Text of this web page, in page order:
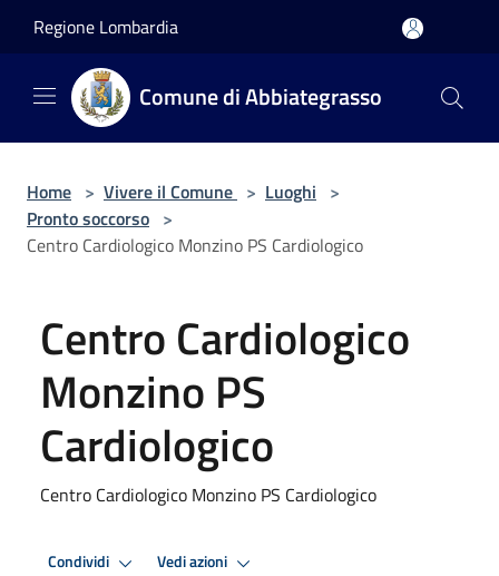
Regione Lombardia
Comune di Abbiategrasso
Home > Vivere il Comune > Luoghi >
Pronto soccorso >
Centro Cardiologico Monzino PS Cardiologico
Centro Cardiologico
Monzino PS
Cardiologico
Centro Cardiologico Monzino PS Cardiologico
Condividi Vedi azioni